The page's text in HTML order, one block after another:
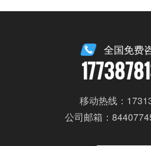
全国免费
移动热线：
公司邮箱：